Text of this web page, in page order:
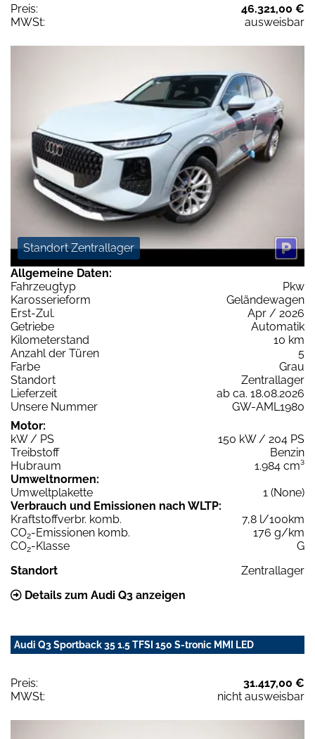
Preis:
46.321,00 €
MWSt:
ausweisbar
Standort Zentrallager
Allgemeine Daten:
Fahrzeugtyp
Pkw
Karosserieform
Geländewagen
Erst-Zul.
Apr / 2026
Getriebe
Automatik
Kilometerstand
10 km
Anzahl der Türen
5
Farbe
Grau
Standort
Zentrallager
Lieferzeit
ab ca. 18.08.2026
Unsere Nummer
GW-AML1980
Motor:
kW / PS
150 kW / 204 PS
Treibstoff
Benzin
Hubraum
1.984 cm³
Umweltnormen:
Umweltplakette
1 (None)
Verbrauch und Emissionen nach WLTP:
Kraftstoffverbr. komb.
7,8 l/100km
CO2-Emissionen komb.
176 g/km
CO2-Klasse
G
Standort
Zentrallager
Details zum Audi Q3 anzeigen
Audi Q3 Sportback 35 1.5 TFSI 150 S-tronic MMI LED
Preis:
31.417,00 €
MWSt:
nicht ausweisbar